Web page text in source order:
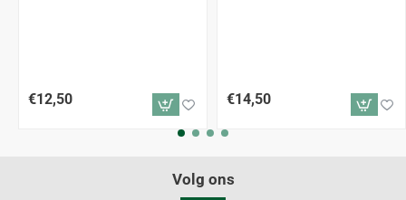
€12,50 €14,50
Volg ons